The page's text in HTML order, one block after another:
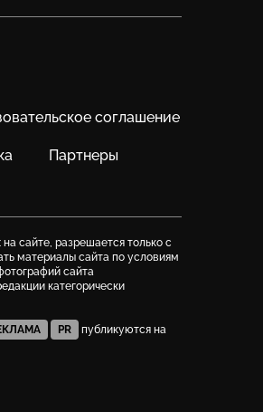
соглашение
Партнеры
сайте, разрешается только с
материалы сайта по условиям
сайта
категорически
PR
публикуются на